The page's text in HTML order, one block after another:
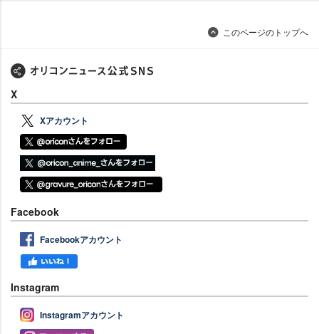
このページのトップへ
X
Xアカウント
Facebook
Facebookアカウント
Instagram
Instagramアカウント